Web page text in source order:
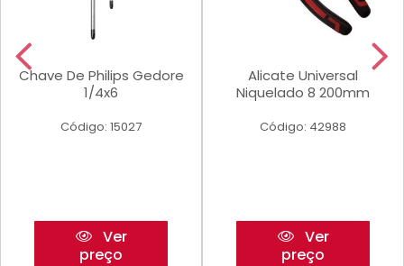
Chave De Philips Gedore
1/4x6
Código: 15027
Ver
preço
Alicate Universal
Niquelado 8 200mm
Código: 42988
Ver
preço